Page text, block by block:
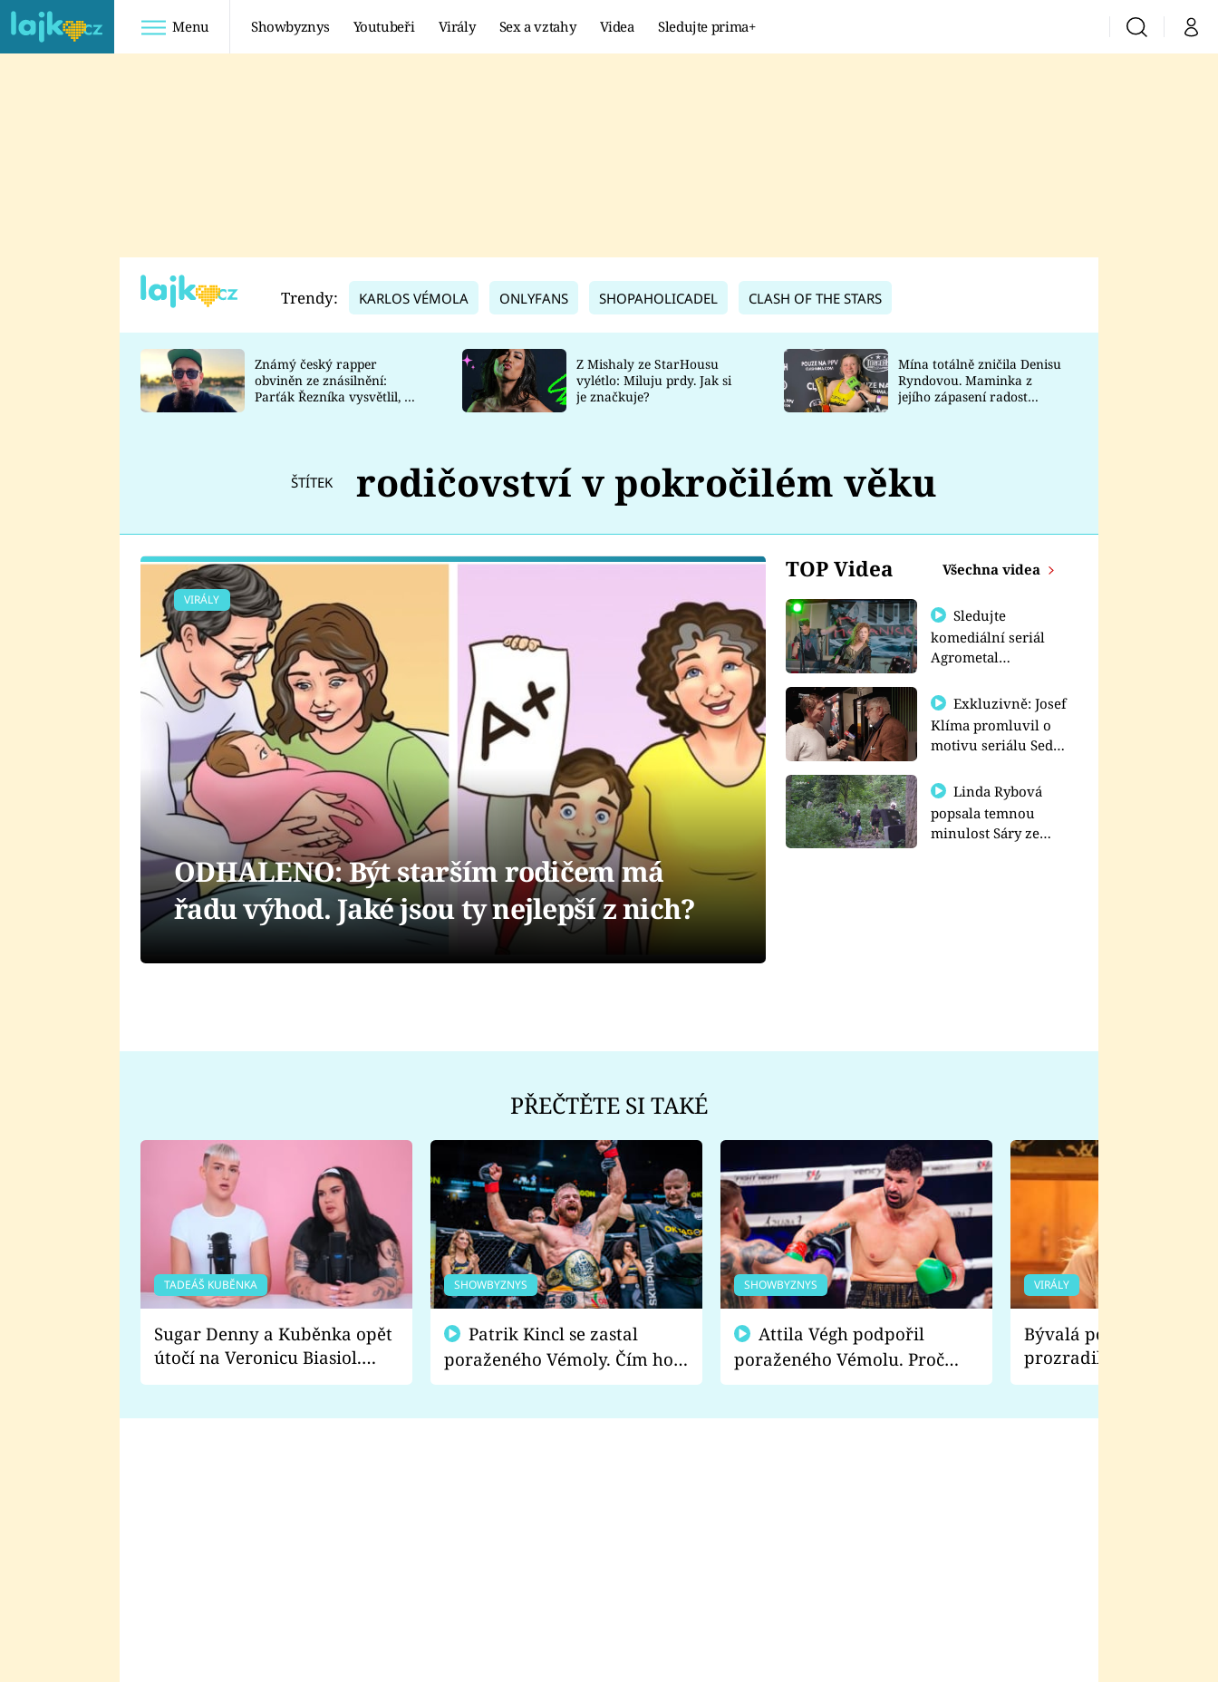
Menu Showbyznys Youtubeři Virály Sex a vztahy Videa Sledujte prima+ VyhledáváníMůj
TADEÁŠ KUBĚNKA
DATEL
Prima Lajk
Sledujte nás
Trendy: KARLOS VÉMOLA ONLYFANS SHOPAHOLICADEL CLASH OF THE STARS
Známý český rapper
obviněn ze znásilnění:
Parťák Řezníka vysvětlil, co
Z Mishaly ze StarHousu
vylétlo: Miluju prdy. Jak si
je značkuje?
Mína totálně zničila Denisu
Ryndovou. Maminka z
jejího zápasení radost
ŠTÍTEK rodičovství v pokročilém věku
TOP Videa Všechna videa
Sledujte
komediální seriál
Agrometal
prima+
Exkluzivně: Josef
Klíma promluvil o
motivu seriálu Sedm
Linda Rybová
popsala temnou
minulost Sáry ze
VIRÁLY
ODHALENO: Být starším rodičem má
řadu výhod. Jaké jsou ty nejlepší z nich?
PŘEČTĚTE SI TAKÉ
TADEÁŠ KUBĚNKA
Sugar Denny a Kuběnka opět
útočí na Veronicu Biasiol.
Proč je podle nich falešná a
SHOWBYZNYS
poraženého Vémoly. Čím ho
fanoušci naštvali?
SHOWBYZNYS
poraženého Vémolu. Proč
chce raději zápasit s ním než
VIRÁLY
Bývalá pornoherečka
prozradila, co ji
natáčení Euforie.